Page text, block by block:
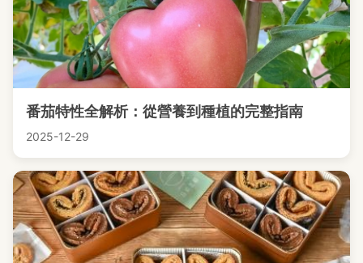
番茄特性全解析：從營養到種植的完整指南
2025-12-29